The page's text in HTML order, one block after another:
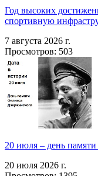
Год высоких
спортивную
7 августа 2026 г.
Просмотров: 503
20 июля – день
20 июля 2026 г.